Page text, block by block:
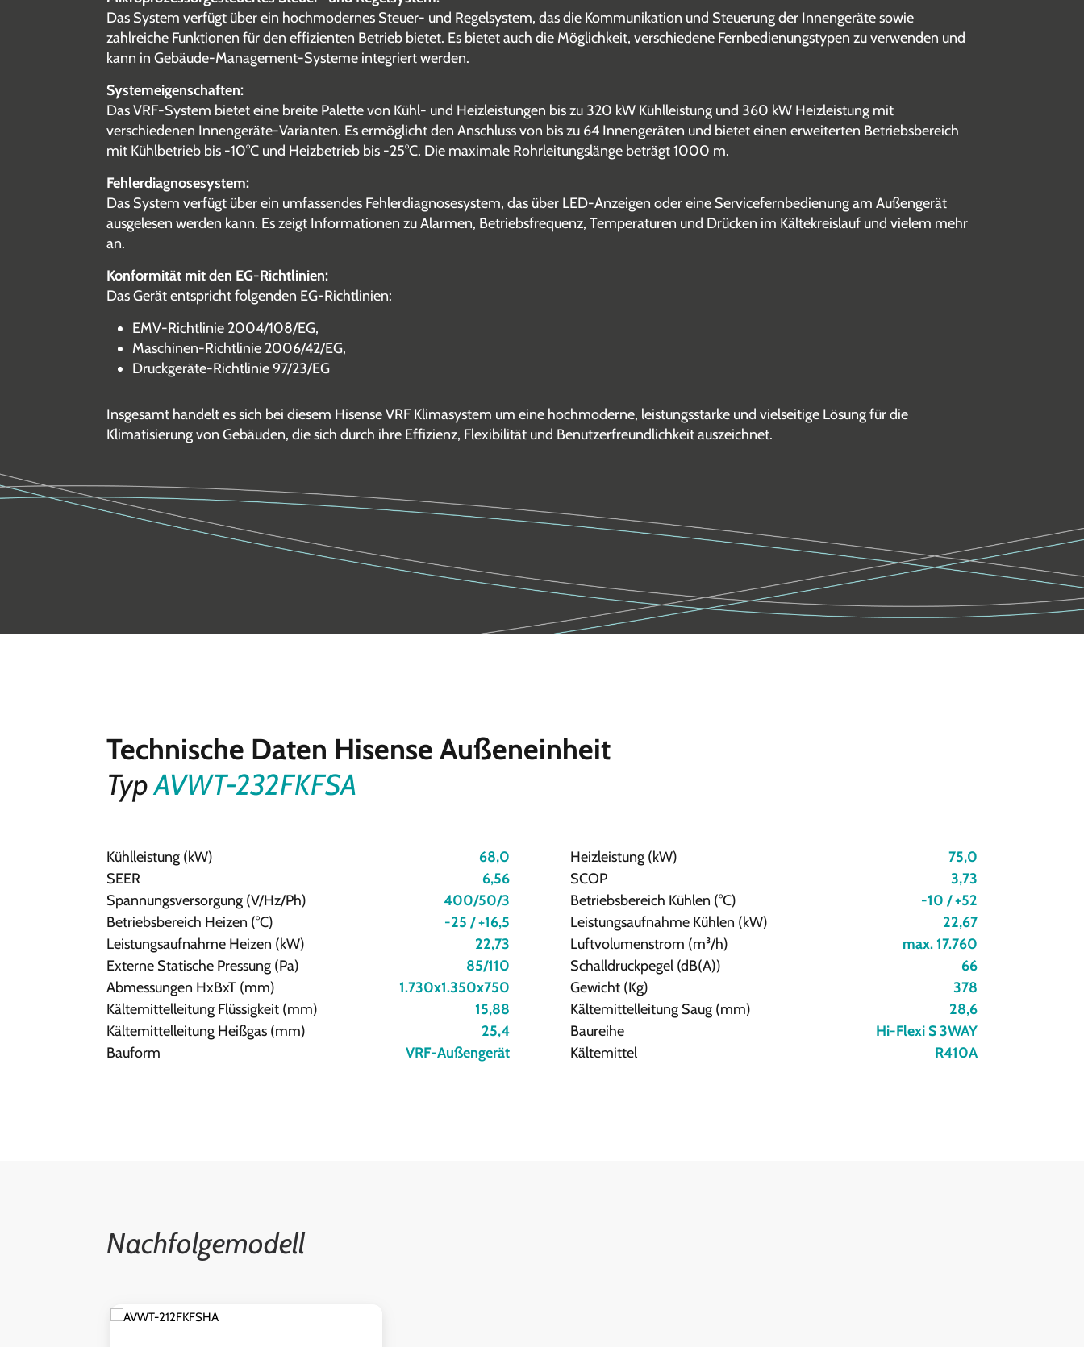
Das System verfügt über ein hochmodernes Steuer- und Regelsystem, das die Kommunikation und Steuerung der Innengeräte sowie
zahlreiche Funktionen für den effizienten Betrieb bietet. Es bietet auch die Möglichkeit, verschiedene Fernbedienungstypen zu verwenden und
kann in Gebäude-Management-Systeme integriert werden.
Systemeigenschaften:
Das VRF-System bietet eine breite Palette von Kühl- und Heizleistungen bis zu 320 kW Kühlleistung und 360 kW Heizleistung mit
verschiedenen Innengeräte-Varianten. Es ermöglicht den Anschluss von bis zu 64 Innengeräten und bietet einen erweiterten Betriebsbereich
mit Kühlbetrieb bis -10°C und Heizbetrieb bis -25°C. Die maximale Rohrleitungslänge beträgt 1000 m.
Fehlerdiagnosesystem:
Das System verfügt über ein umfassendes Fehlerdiagnosesystem, das über LED-Anzeigen oder eine Servicefernbedienung am Außengerät
ausgelesen werden kann. Es zeigt Informationen zu Alarmen, Betriebsfrequenz, Temperaturen und Drücken im Kältekreislauf und vielem mehr
an.
Konformität mit den EG-Richtlinien:
Das Gerät entspricht folgenden EG-Richtlinien:
EMV-Richtlinie 2004/108/EG,
Maschinen-Richtlinie 2006/42/EG,
Druckgeräte-Richtlinie 97/23/EG
Insgesamt handelt es sich bei diesem Hisense VRF Klimasystem um eine hochmoderne, leistungsstarke und vielseitige Lösung für die
Klimatisierung von Gebäuden, die sich durch ihre Effizienz, Flexibilität und Benutzerfreundlichkeit auszeichnet.
Technische Daten Hisense Außeneinheit
TypAVWT-232FKFSA
Kühlleistung (kW) 68,0 Heizleistung (kW)
75,0
SEER
6,56 SCOP
3,73
Spannungsversorgung (V/Hz/Ph)
400/50/3 Betriebsbereich Kühlen (°C)
-10 / +52
Betriebsbereich Heizen (°C)
-25 / +16,5 Leistungsaufnahme Kühlen (kW)
22,67
Leistungsaufnahme Heizen (kW)
22,73 Luftvolumenstrom (m³/h)
max. 17.760
Externe Statische Pressung (Pa)
85/110 Schalldruckpegel (dB(A))
66
Abmessungen HxBxT (mm)
1.730x1.350x750 Gewicht (Kg)
378
Kältemittelleitung Flüssigkeit (mm)
15,88 Kältemittelleitung Saug (mm)
28,6
Kältemittelleitung Heißgas (mm)
25,4 Baureihe
Hi-Flexi S 3WAY
Bauform
VRF-Außengerät Kältemittel R410A
Nachfolgemodell